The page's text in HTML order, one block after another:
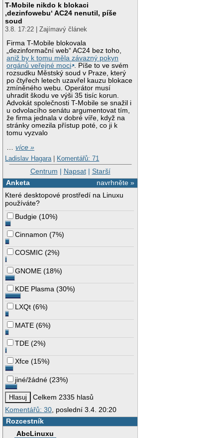
T-Mobile nikdo k blokaci
‚dezinfowebu‘ AC24 nenutil, píše
soud
3.8. 17:22 | Zajímavý článek
Firma T-Mobile blokovala
„dezinformační web“ AC24 bez toho,
aniž by k tomu měla závazný pokyn
orgánů veřejné moci . Píše to ve svém
rozsudku Městský soud v Praze, který
po čtyřech letech uzavřel kauzu blokace
zmíněného webu. Operátor musí
uhradit škodu ve výši 35 tisíc korun.
Advokát společnosti T-Mobile se snažil i
u odvolacího senátu argumentovat tím,
že firma jednala v dobré víře, když na
stránky omezila přístup poté, co ji k
tomu vyzvalo
…více »
Ladislav Hagara | Komentářů: 71
Centrum | Napsat| Starší
navrhněte »
Anketa
Které desktopové prostředí na Linuxu
používáte?
Budgie (10%)
Cinnamon (7%)
COSMIC (2%)
GNOME (18%)
KDE Plasma (30%)
LXQt (6%)
MATE (6%)
TDE (2%)
Xfce (15%)
jiné/žádné (23%)
Celkem 2335 hlasů
Komentářů: 30, poslední 3.4. 20:20
Rozcestník
AbcLinuxu